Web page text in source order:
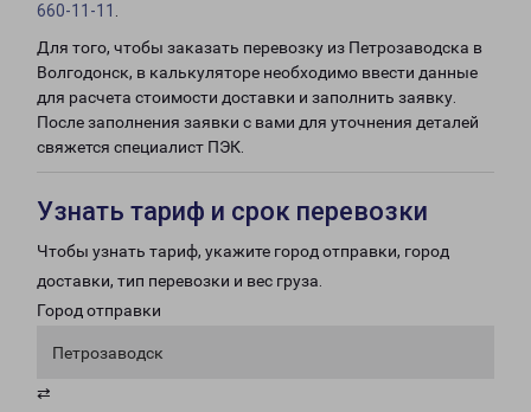
660-11-11
Для того, чтобы заказать перевозку из Петрозаводска в
Волгодонск, в калькуляторе необходимо ввести данные
для расчета стоимости доставки и заполнить заявку.
После заполнения заявки с вами для уточнения деталей
свяжется специалист ПЭК.
Узнать тариф и срок перевозки
Чтобы узнать тариф, укажите город отправки, город
доставки, тип перевозки и вес груза.
Город отправки
Петрозаводск
⇄